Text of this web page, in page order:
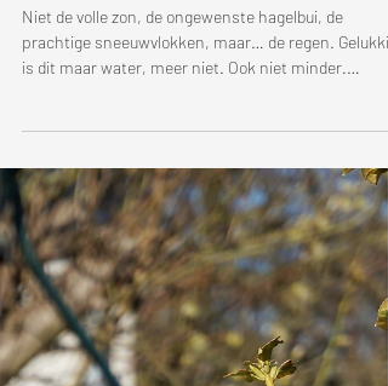
19 jul
In de regen staan.
Niet de volle zon, de ongewenste hagelbui, de
prachtige sneeuwvlokken, maar… de regen. Gelukkig